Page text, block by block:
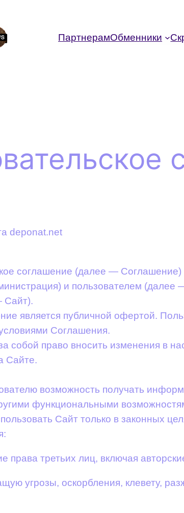
ПартнерамОбменники
deponat.net
соглашение (далее —
и пользователем (далее
Сайт).
является публичной офертой.
Соглашения.
собой право вносить изменения в
Сайте.
возможность получать
функциональными
Сайт только в законных
третьих лиц, включая
угрозы, оскорбления, клевету,